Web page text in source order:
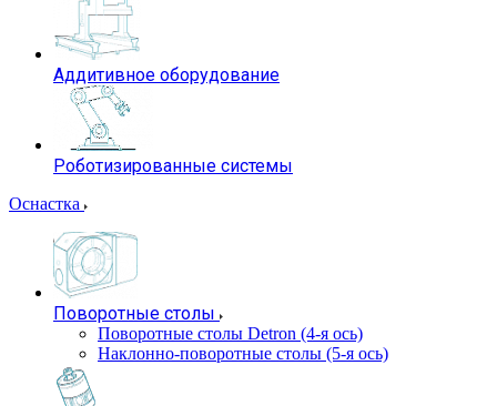
Аддитивное оборудование
Роботизированные системы
Оснастка
Поворотные столы
Поворотные столы Detron (4-я ось)
Наклонно-поворотные столы (5-я ось)